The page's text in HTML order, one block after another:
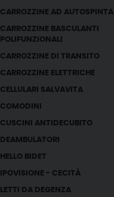
CARROZZINE AD AUTOSPINTA
CARROZZINE BASCULANTI
POLIFUNZIONALI
CARROZZINE DI TRANSITO
CARROZZINE ELETTRICHE
CELLULARI SALVAVITA
COMODINI
CUSCINI ANTIDECUBITO
DEAMBULATORI
HELLO BIDET
IPOVISIONE - CECITÀ
LETTI DA DEGENZA